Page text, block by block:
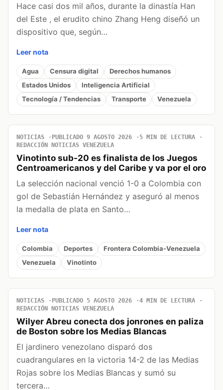
Hace casi dos mil años, durante la dinastía Han
del Este , el erudito chino Zhang Heng diseñó un
dispositivo que, según…
Leer nota
Agua Censura digital
Derechos humanos
Estados Unidos
Inteligencia Artificial
Tecnología / Tendencias
Transporte Venezuela
NOTICIAS PUBLICADO 9 AGOSTO 2026
5 MIN DE LECTURA
REDACCIÓN NOTICIAS VENEZUELA
Vinotinto sub-20 es finalista de los Juegos
Centroamericanos y del Caribe y va por el oro
La selección nacional venció 1-0 a Colombia con
gol de Sebastián Hernández y aseguró al menos
la medalla de plata en Santo…
Leer nota
Colombia Deportes
Frontera Colombia-Venezuela
Venezuela
Vinotinto
NOTICIAS PUBLICADO 5 AGOSTO 2026
4 MIN DE LECTURA
REDACCIÓN NOTICIAS VENEZUELA
Wilyer Abreu conecta dos jonrones en paliza
de Boston sobre los Medias Blancas
El jardinero venezolano disparó dos
cuadrangulares en la victoria 14-2 de las Medias
Rojas sobre los Medias Blancas y sumó su
tercera…